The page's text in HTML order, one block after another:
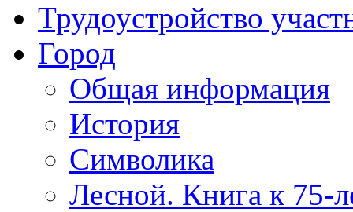
Трудоустройство
Город
Общая информация
История
Символика
Лесной. Книга к 75-